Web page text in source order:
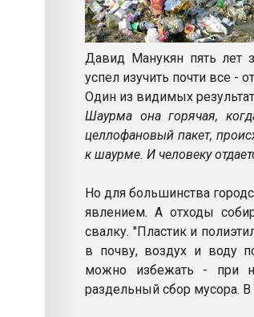
Давид Манукян пять лет
успел изучить почти все -
Один из видимых
Шаурма она горячая,
целлофановый пакет,
к шаурме. И человеку
Но для большинства
явлением. А отходы
свалку. "Пластик и
в почву, воздух и воду
можно избежать - при
раздельный сбор мусора.